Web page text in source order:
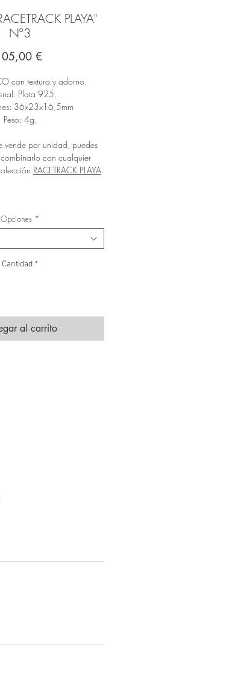
PLAYA"
Nº3
€Precio
con textura y adorno.
Plata 925.
36x23x16,5mm
Peso: 4g.
vende por unidad, puedes
con cualquier
RACETRACK PLAYA
Opciones *
Cantidad *
al carrito